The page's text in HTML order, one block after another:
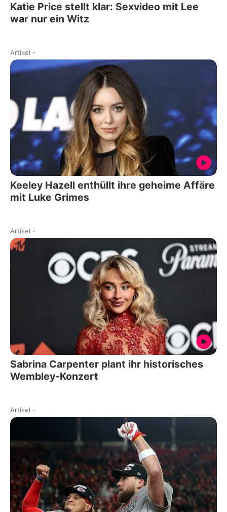
Katie Price stellt klar: Sexvideo mit Lee
war nur ein Witz
Artikel -
Keeley Hazell enthüllt ihre geheime Affäre
mit Luke Grimes
Artikel -
Sabrina Carpenter plant ihr historisches
Wembley-Konzert
Artikel -